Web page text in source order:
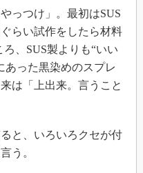
の対応
っつけ」。最初はSUS
らい試作をしたら材料
、SUS製よりも“いい
あった黒染めのスプレ
は「上出来。言うこと
と、いろいろクセが付
う。